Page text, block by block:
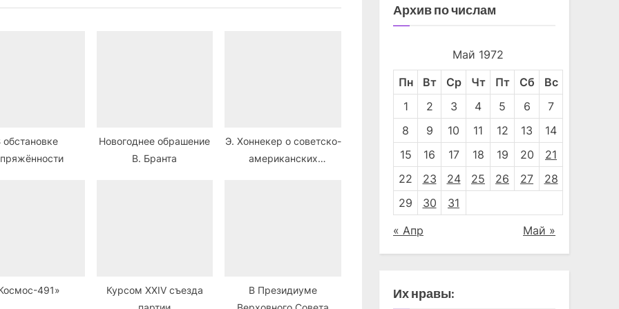
обстановке
Новогоднее обрашение
В. Бранта
Э. Хоннекер о советско-
американских
491»
Курсом XXIV съезда
В Президиуме
Архив по числам
Май 1972
Пн Вт Ср Чт Пт Сб
Вс
1
2 3 4 5 6
7
8
9 10 11 12 13
14
15
16 17 18 19 20
21
22
23 24 25 26 27
28
29
30 31
« Апр Май »
Их нравы: